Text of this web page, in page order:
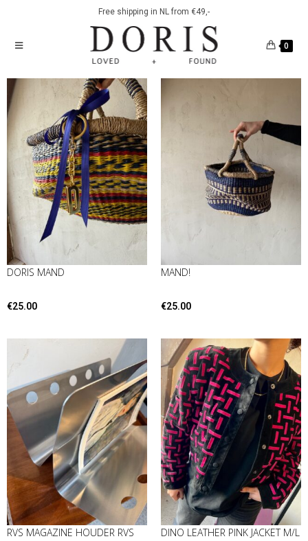
Free shipping in NL from €49,-
0
DORIS MAND
€25.00
MAND!
€25.00
RVS MAGAZINE HOUDER RVS DINO LEATHER PINK JACKET M/L